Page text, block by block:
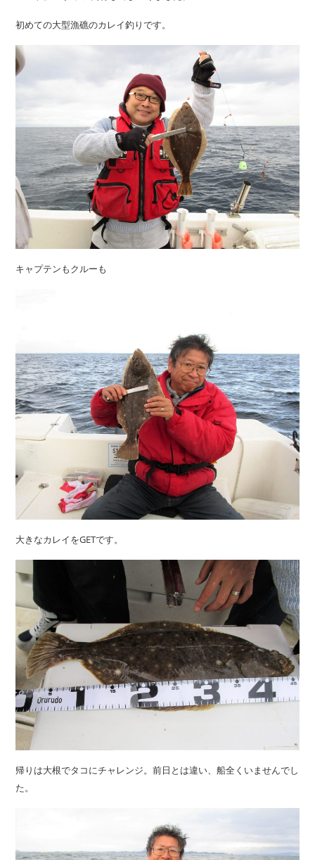
初めての大型漁礁のカレイ釣りです。
キャプテンもクルーも
大きなカレイをGETです。
帰りは大根でタコにチャレンジ。前日とは違い、船全くいませんでし
た。